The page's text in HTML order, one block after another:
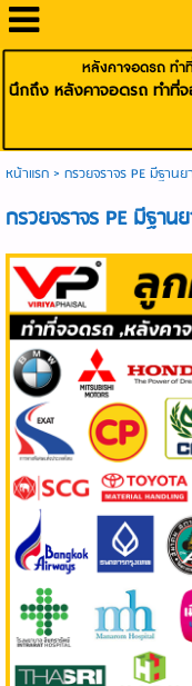
หลังคาจอดรถ ทำ
นึกถึง หลังคาจอดรถ ทำที่จ
หน้าแรก> กรวยจราจร PE มีฐานย
กรวยจราจร PE มีฐาน